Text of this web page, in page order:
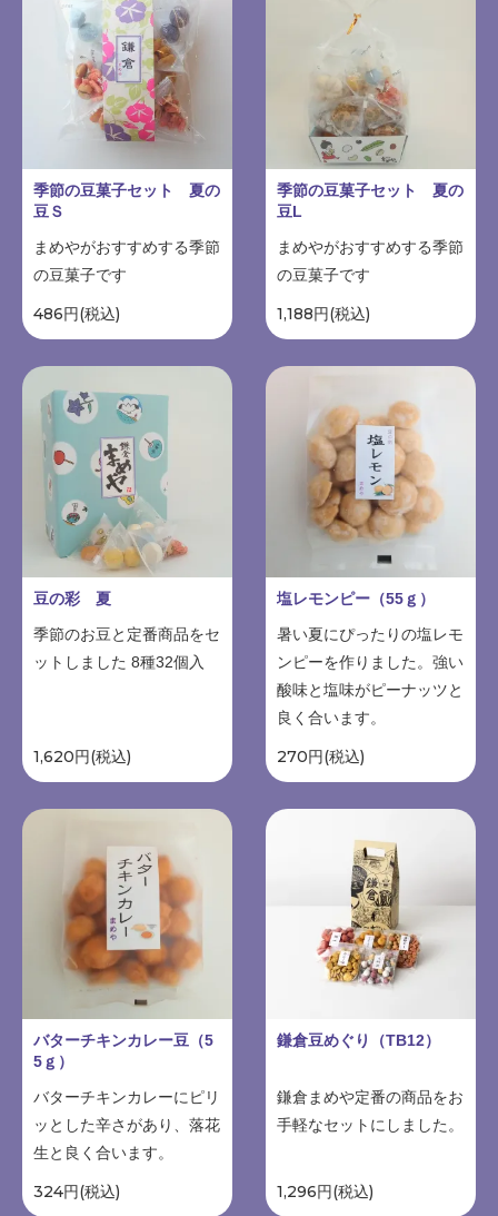
季節の豆菓子セット 夏の
豆Ｓ
まめやがおすすめする季節
の豆菓子です
486円(税込)
季節の豆菓子セット 夏の
豆L
まめやがおすすめする季節
の豆菓子です
1,188円(税込)
豆の彩 夏
季節のお豆と定番商品をセ
ットしました 8種32個入
1,620円(税込)
塩レモンピー（55ｇ）
暑い夏にぴったりの塩レモ
ンピーを作りました。強い
酸味と塩味がピーナッツと
良く合います。
270円(税込)
バターチキンカレー豆（5
5ｇ）
バターチキンカレーにピリ
ッとした辛さがあり、落花
生と良く合います。
324円(税込)
鎌倉豆めぐり（TB12）
鎌倉まめや定番の商品をお
手軽なセットにしました。
1,296円(税込)